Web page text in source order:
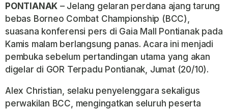
PONTIANAK – Jelang gelaran perdana ajang tarung
bebas Borneo Combat Championship (BCC),
suasana konferensi pers di Gaia Mall Pontianak pada
Kamis malam berlangsung panas. Acara ini menjadi
pembuka sebelum pertandingan utama yang akan
digelar di GOR Terpadu Pontianak, Jumat (20/10).
Alex Christian, selaku penyelenggara sekaligus
perwakilan BCC, mengingatkan seluruh peserta